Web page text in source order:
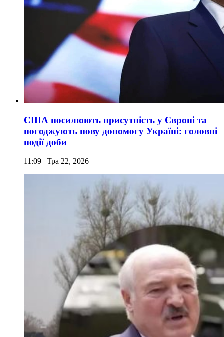
США посилюють присутність у Європі та
погоджують нову допомогу Україні: головні
події доби
11:09 | Тра 22, 2026